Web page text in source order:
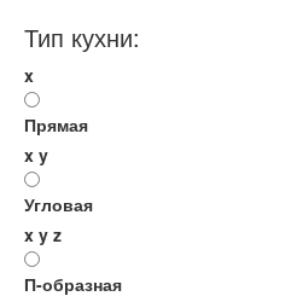
Тип кухни:
x
Прямая
x y
Угловая
x y z
П-образная